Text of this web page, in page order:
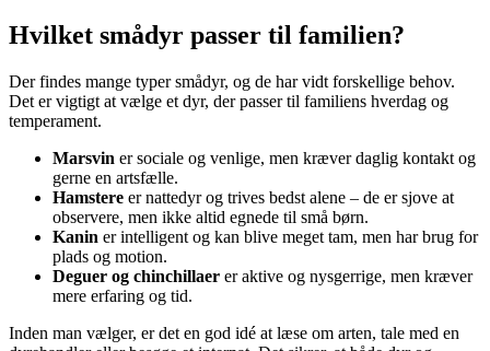
Hvilket smådyr passer til familien?
Der findes mange typer smådyr, og de har vidt forskellige behov.
Det er vigtigt at vælge et dyr, der passer til familiens hverdag og
temperament.
Marsvin er sociale og venlige, men kræver daglig kontakt og
gerne en artsfælle.
Hamstere er nattedyr og trives bedst alene – de er sjove at
observere, men ikke altid egnede til små børn.
Kanin er intelligent og kan blive meget tam, men har brug for
plads og motion.
Deguer og chinchillaer er aktive og nysgerrige, men kræver
mere erfaring og tid.
Inden man vælger, er det en god idé at læse om arten, tale med en